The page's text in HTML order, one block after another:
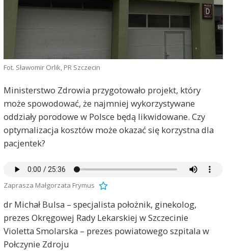
Fot. Sławomir Orlik, PR Szczecin
Ministerstwo Zdrowia przygotowało projekt, który
może spowodować, że najmniej wykorzystywane
oddziały porodowe w Polsce będą likwidowane. Czy
optymalizacja kosztów może okazać się korzystna dla
pacjentek?
Zaprasza Małgorzata Frymus
dr Michał Bulsa – specjalista położnik, ginekolog,
prezes Okręgowej Rady Lekarskiej w Szczecinie
Violetta Smolarska – prezes powiatowego szpitala w
Połczynie Zdroju